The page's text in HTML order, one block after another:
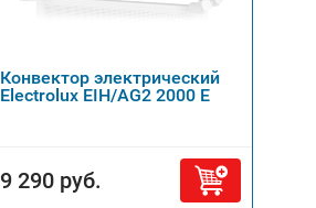
Конвектор электрический
Electrolux EIH/AG2 2000 E
9 290 руб.